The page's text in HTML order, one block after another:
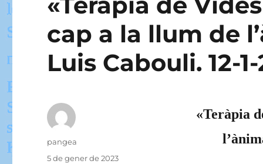
cap a la llum de
Luis Cabouli. 12-
«Teràpia
Autor
pangea
Publicat
5 de gener de 2023